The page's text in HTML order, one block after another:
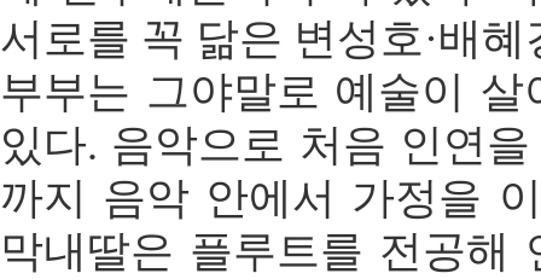
서로를 꼭 닮은 변성호·배
부부는 그야말로 예술이
있다. 음악으로 처음 인연
까지 음악 안에서 가정을
막내딸은 플루트를 전공해